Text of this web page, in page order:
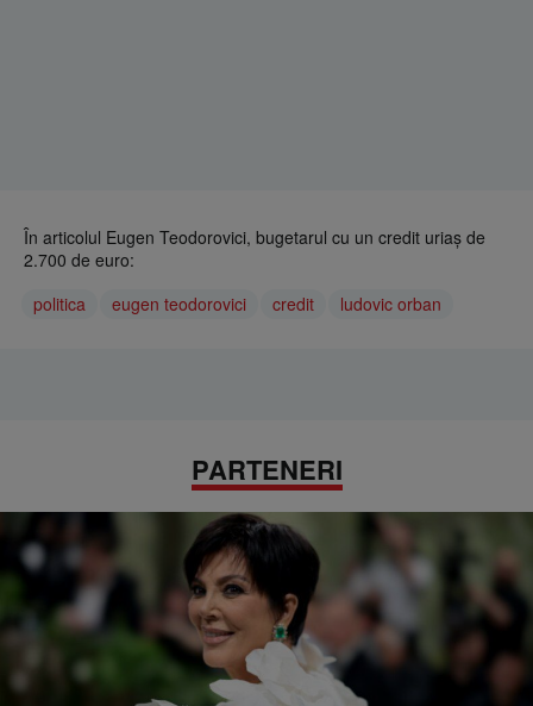
În articolul Eugen Teodorovici, bugetarul cu un credit uriaş de
2.700 de euro:
politica
eugen teodorovici credit ludovic orban
PARTENERI